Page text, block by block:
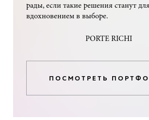
рады, если такие решения станут
вдохновением в выборе.
PORTE RICHI
ПОСМОТРЕТЬ